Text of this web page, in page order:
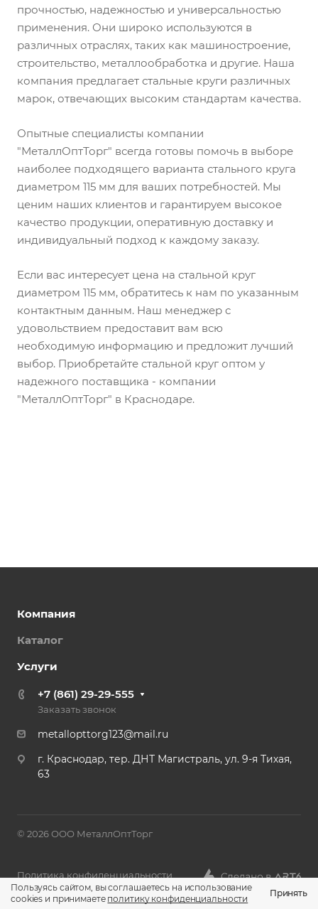
прочностью, надежностью и универсальностью
применения. Они широко используются в
различных отраслях, таких как машиностроение,
строительство, металлообработка и другие. Наша
компания предлагает стальные круги различных
марок, отвечающих высоким стандартам качества.
Опытные специалисты компании
"МеталлОптТорг" всегда готовы помочь в выборе
наиболее подходящего варианта стального круга
диаметром 115 мм для ваших потребностей. Мы
ценим наших клиентов и гарантируем высокое
качество продукции, оперативную доставку и
индивидуальный подход к каждому заказу.
Если вас интересует цена на стальной круг
диаметром 115 мм, обратитесь к нам по указанным
контактным данным. Наш менеджер с
удовольствием предоставит вам всю
необходимую информацию и предложит лучший
выбор. Приобретайте стальной круг оптом у
надежного поставщика - компании
"МеталлОптТорг" в Краснодаре.
Компания
Каталог
Услуги
+7 (861) 29-29-555
Заказать звонок
metallopttorg123@mail.ru
г. Краснодар, тер. ДНТ Магистраль, ул. 9-я Тихая,
63
© 2026 ООО МеталлОптТорг
Политика конфиденциальности
Пользуясь сайтом, вы соглашаетесь на использование
cookies и принимаете политику конфиденциальности
Принять